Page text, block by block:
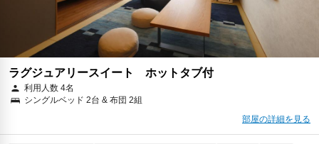
ラグジュアリースイート ホットタブ付
利用人数 4名
シングルベッド 2台 & 布団 2組
部屋の詳細を見る